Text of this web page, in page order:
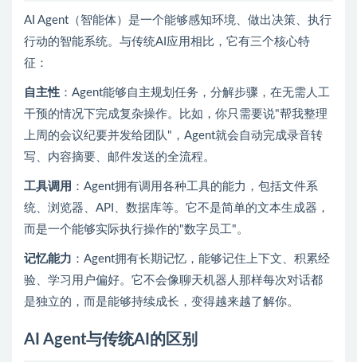
AI Agent（智能体）是一个能够感知环境、做出决策、执行
行动的智能系统。与传统AI应用相比，它有三个核心特
征：
自主性 ：Agent能够自主规划任务，分解步骤，在无需人工
干预的情况下完成复杂操作。比如，你只需要说"帮我整理
上周的会议纪要并发给团队"，Agent就会自动完成录音转
写、内容摘要、邮件发送的全流程。
工具调用 ：Agent拥有调用各种工具的能力，包括文件系
统、浏览器、API、数据库等。它不是简单的文本生成器，
而是一个能够实际执行操作的"数字员工"。
记忆能力 ：Agent拥有长期记忆，能够记住上下文、积累经
验、学习用户偏好。它不会像聊天机器人那样每次对话都
是独立的，而是能够持续成长，变得越来越了解你。
AI Agent与传统AI的区别